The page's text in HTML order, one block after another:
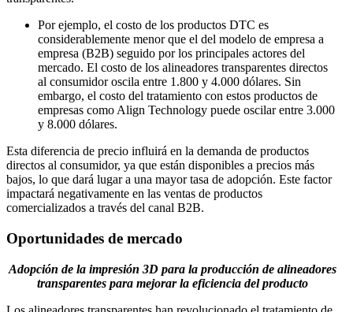
Por ejemplo, el costo de los productos DTC es
considerablemente menor que el del modelo de empresa a
empresa (B2B) seguido por los principales actores del
mercado. El costo de los alineadores transparentes directos
al consumidor oscila entre 1.800 y 4.000 dólares. Sin
embargo, el costo del tratamiento con estos productos de
empresas como Align Technology puede oscilar entre 3.000
y 8.000 dólares.
Esta diferencia de precio influirá en la demanda de productos
directos al consumidor, ya que están disponibles a precios más
bajos, lo que dará lugar a una mayor tasa de adopción. Este factor
impactará negativamente en las ventas de productos
comercializados a través del canal B2B.
Oportunidades de mercado
Adopción de la impresión 3D para la producción de alineadores
transparentes para mejorar la eficiencia del producto